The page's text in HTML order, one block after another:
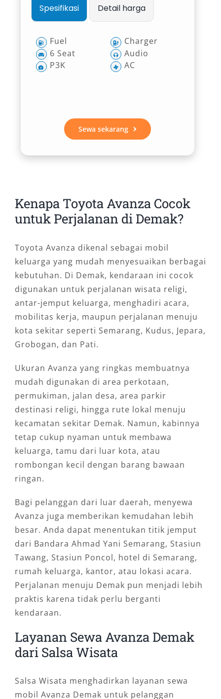
Spesifikasi Detail harga
Fuel
6 Seat
P3K
Charger
Audio
AC
Sewa sekarang
Kenapa Toyota Avanza Cocok
untuk Perjalanan di Demak?
Toyota Avanza dikenal sebagai mobil
keluarga yang mudah menyesuaikan berbagai
kebutuhan. Di Demak, kendaraan ini cocok
digunakan untuk perjalanan wisata religi,
antar-jemput keluarga, menghadiri acara,
mobilitas kerja, maupun perjalanan menuju
kota sekitar seperti Semarang, Kudus, Jepara,
Grobogan, dan Pati.
Ukuran Avanza yang ringkas membuatnya
mudah digunakan di area perkotaan,
permukiman, jalan desa, area parkir
destinasi religi, hingga rute lokal menuju
kecamatan sekitar Demak. Namun, kabinnya
tetap cukup nyaman untuk membawa
keluarga, tamu dari luar kota, atau
rombongan kecil dengan barang bawaan
ringan.
Bagi pelanggan dari luar daerah, menyewa
Avanza juga memberikan kemudahan lebih
besar. Anda dapat menentukan titik jemput
dari Bandara Ahmad Yani Semarang, Stasiun
Tawang, Stasiun Poncol, hotel di Semarang,
rumah keluarga, kantor, atau lokasi acara.
Perjalanan menuju Demak pun menjadi lebih
praktis karena tidak perlu berganti
kendaraan.
Layanan Sewa Avanza Demak
dari Salsa Wisata
Salsa Wisata menghadirkan layanan sewa
mobil Avanza Demak untuk pelanggan